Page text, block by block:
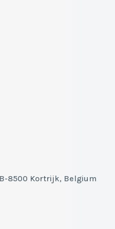
8500 Kortrijk, Belgium